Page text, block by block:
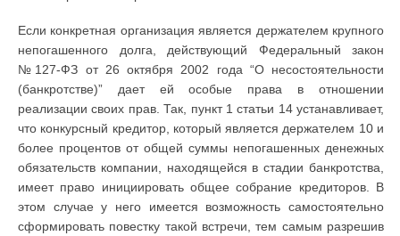
Если конкретная организация является держателем крупного
непогашенного долга, действующий Федеральный закон
№127-ФЗ от 26 октября 2002 года “О несостоятельности
(банкротстве)” дает ей особые права в отношении
реализации своих прав. Так, пункт 1 статьи 14 устанавливает,
что конкурсный кредитор, который является держателем 10 и
более процентов от общей суммы непогашенных денежных
обязательств компании, находящейся в стадии банкротства,
имеет право инициировать общее собрание кредиторов. В
этом случае у него имеется возможность самостоятельно
сформировать повестку такой встречи, тем самым разрешив